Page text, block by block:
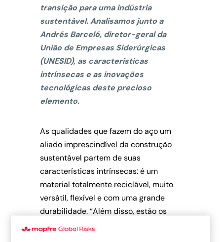
transição para uma indústria
sustentável. Analisamos junto a
Andrés Barceló, diretor-geral da
União de Empresas Siderúrgicas
(UNESID), as características
intrínsecas e as inovações
tecnológicas deste precioso
elemento.
As qualidades que fazem do aço um
aliado imprescindível da construção
sustentável partem de suas
características intrínsecas: é um
material totalmente reciclável, muito
versátil, flexível e com uma grande
durabilidade. “Além disso, estão os
benefícios da indústria espanhola em